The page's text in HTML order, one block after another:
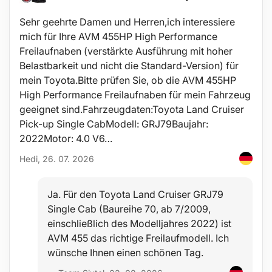
benötigt
Technische Daten:
Tankvolumen: 500 ml
Betriebsspannung: DC 24V/0,5A / 220-240V 50/60Hz
Leistung: 12 W
Ultraschallfrequenz: 2,4 MHz
Abmessungen: 12,5 x 20 x 20 cm
Verdunstungsrate: 45-60 ml/h
Reichweite: 12-20 m²
Geräuschpegel: 35 dB
Betriebsmodi: 1H, 2H, 3H, ON Dauerbetrieb
Lieferumfang:
1x Messbecher für Wasser
1x Netzadapter
1x Reinigungsbürstchen
Sehr geehrte Damen und Herren,ich interessiere
mich für Ihre AVM 455HP High Performance
Freilaufnaben (verstärkte Ausführung mit hoher
Belastbarkeit und nicht die Standard-Version) für
mein Toyota.Bitte prüfen Sie, ob die AVM 455HP
High Performance Freilaufnaben für mein Fahrzeug
geeignet sind.Fahrzeugdaten:Toyota Land Cruiser
Pick-up Single CabModell: GRJ79Baujahr:
2022Motor: 4.0 V6…
Hedi, 26. 07. 2026
Ja. Für den Toyota Land Cruiser GRJ79
Single Cab (Baureihe 70, ab 7/2009,
einschließlich des Modelljahres 2022) ist
AVM 455 das richtige Freilaufmodell. Ich
wünsche Ihnen einen schönen Tag.